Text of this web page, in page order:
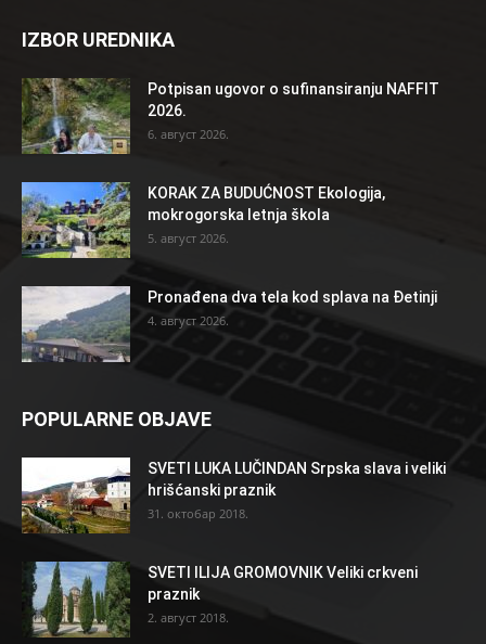
IZBOR UREDNIKA
Potpisan ugovor o sufinansiranju NAFFIT
2026.
6. август 2026.
KORAK ZA BUDUĆNOST Ekologija,
mokrogorska letnja škola
5. август 2026.
Pronađena dva tela kod splava na Đetinji
4. август 2026.
POPULARNE OBJAVE
SVETI LUKA LUČINDAN Srpska slava i veliki
hrišćanski praznik
31. октобар 2018.
SVETI ILIJA GROMOVNIK Veliki crkveni
praznik
2. август 2018.